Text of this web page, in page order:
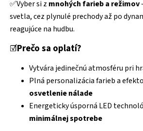
✅Vyber si z mnohých farieb a režimov
svetla, cez plynulé prechody až po
reagujúce na hudbu.
☑️Prečo sa oplatí?
Vytvára jedinečnú atmosféru pri
Plná personalizácia farieb a
osvetlenie nálade
Energeticky úsporná LED
minimálnej spotrebe